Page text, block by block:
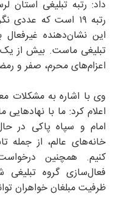
رتبه ۱۹ است که
این نشان‌دهنده
تبلیغی ماست. بیش از
اعزام‌های محرم، صفر و
وی با اشاره به مشکلات
اعلام کرد: ما با نهادهایی
امام و سپاه پاکی در
خانه‌های عالم، از جمله
کنیم. همچنین
فعال‌سازی گروه تبلیغی
ظرفیت مبلغان خواهران